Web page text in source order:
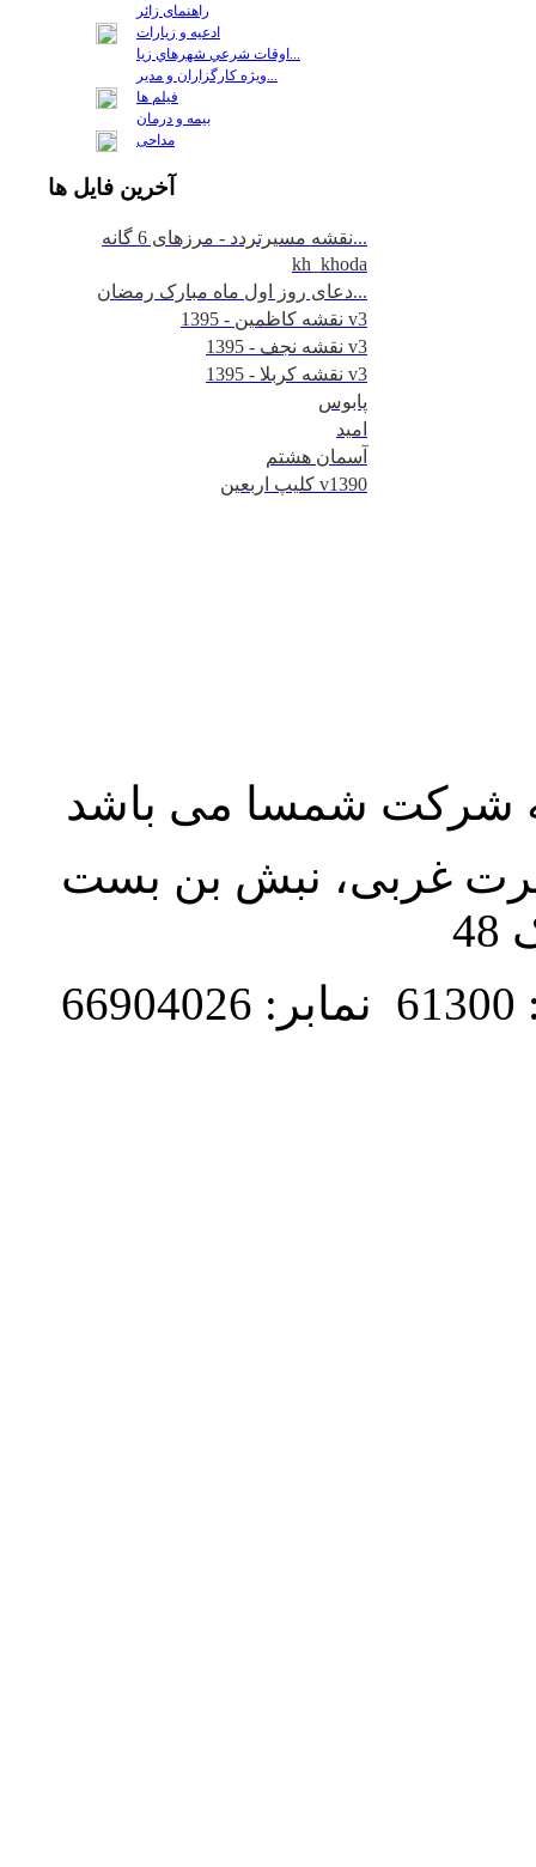
راهنمای زائر
ادعیه و زیارات
فيلم ها
بیمه و درمان
مداحی
آخرين فايل ها
نقشه مسیرتردد - مرزهای 6 گانه...
kh_khoda
دعای روز اول ماه مبارک رمضان...
نقشه کاظمین - 1395 v3
نقشه نجف - 1395 v3
نقشه کربلا - 1395 v3
پابوس
امید
آسمان هشتم
کلیپ اربعین v1390
شرکت شمسا می باشد
غربی، نبش بن بست